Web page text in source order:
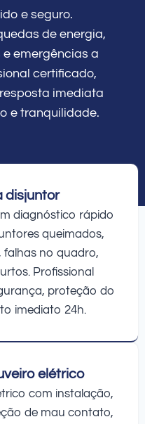
e seguro.
de energia,
emergências a
certificado,
imediata
e tranquilidade.
disjuntor
diagnóstico rápido
queimados,
falhas no quadro,
Profissional
proteção do
imediato 24h.
elétrico
com instalação,
de mau contato,